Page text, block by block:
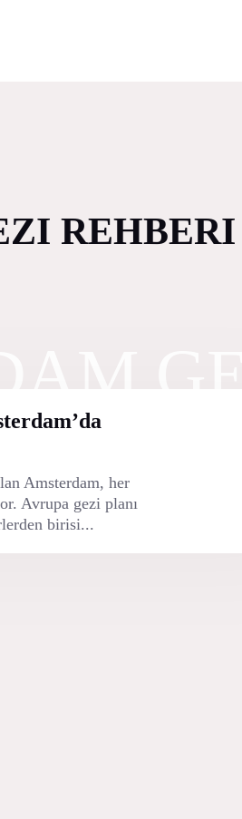
REHBERI
Amsterdam, her
Avrupa gezi planı
birisi...